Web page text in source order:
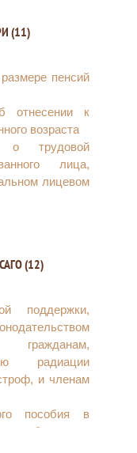
(11)
пенсий
отнесении к
возраста
о трудовой
лица,
лицевом
лиц в целях
пенсионных
сведений о
средстве,
ребенка-
цифровая
денежной
(12)
поддержки,
гражданам,
радиации
и членам
пособия в
ребенка
пособия по